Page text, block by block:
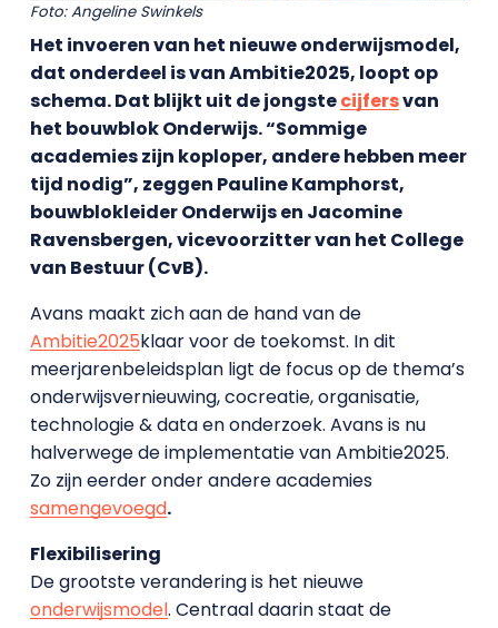
Foto: Angeline Swinkels
Het invoeren van het nieuwe onderwijsmodel,
dat onderdeel is van Ambitie2025, loopt op
schema. Dat blijkt uit de jongstecijfersvan
het bouwblok Onderwijs. “Sommige
academies zijn koploper, andere hebben meer
tijd nodig”, zeggen Pauline Kamphorst,
bouwblokleider Onderwijs en Jacomine
Ravensbergen, vicevoorzitter van het College
van Bestuur (CvB).
Avans maakt zich aan de hand van de
Ambitie2025klaar voor de toekomst. In dit
meerjarenbeleidsplan ligt de focus op de thema’s
onderwijsvernieuwing, cocreatie, organisatie,
technologie & data en onderzoek. Avans is nu
halverwege de implementatie van Ambitie2025.
Zo zijn eerder onder andere academies
samengevoegd.
Flexibilisering
De grootste verandering is het nieuwe
onderwijsmodel. Centraal daarin staat de